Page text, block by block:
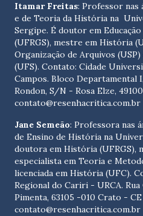
Itamar Freitas: Professor nas
e de Teoria da História na
Sergipe. É doutor em
(UFRGS), mestre em História
Organização de Arquivos
(UFS). Contato: Cidade
Campos. Bloco Departamental
Rondon, S/N - Rosa Elze,
contato@resenhacritica.com.br
Jane Semeão: Professora nas
de Ensino de História na
doutora em História (UFRGS),
especialista em Teoria e
licenciada em História (UFC).
Regional do Cariri - URCA.
Pimenta, 63105 -010 Crato - CE
contato@resenhacritica.com.br